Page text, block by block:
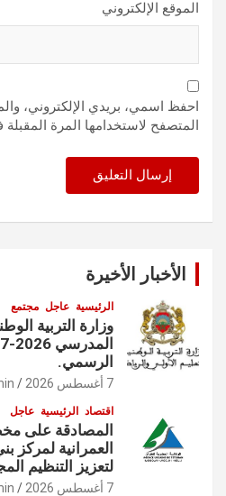
الموقع الإلكتروني
احفظ اسمي، بريدي الإلكتروني،
المتصفح لاستخدامها المرة
الأخبار الأخيرة
الرئيسية عاجل مجتمع
وزارة التربية
الرسمي.
7 أغسطس 2026
اقتصاد الرئيسية عاجل
المصادقة على
العمرانية لمركز
لتعزيز التنظيم
7 أغسطس 2026